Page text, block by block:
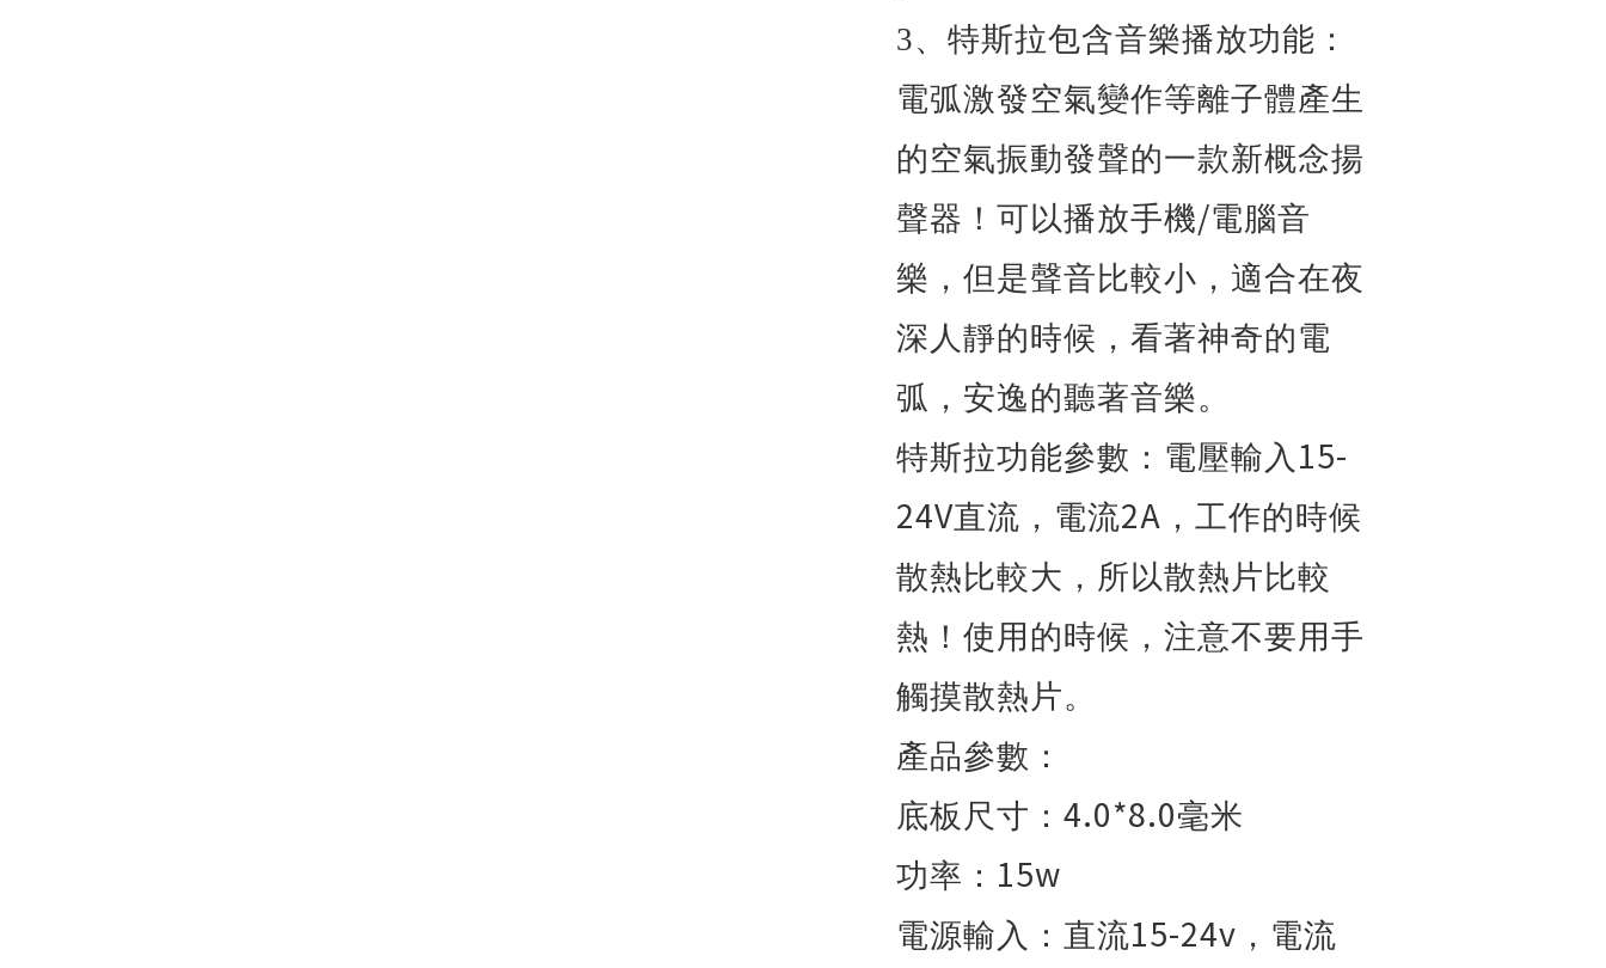
3、特斯拉包含音樂播放功能：
電弧激發空氣變作等離子體產生
的空氣振動發聲的一款新概念揚
聲器！可以播放手機/電腦音
樂，但是聲音比較小，適合在夜
深人靜的時候，看著神奇的電
弧，安逸的聽著音樂。
特斯拉功能參數：電壓輸入 15-
24V直流，電流2A ，工作的時候
散熱比較大，所以散熱片比較
熱！使用的時候，注意不要用手
觸摸散熱片。
產品參數：
底板尺寸： 4.0*8.0毫米
功率： 15w
電源輸入：直流15-24v ，電流